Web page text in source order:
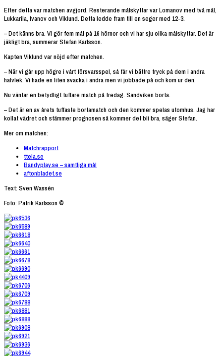
Efter detta var matchen avgjord. Resterande målskyttar var Lomanov med två mål,
Lukkarila, Ivanov och Viklund. Detta ledde fram till en seger med 12-3.
– Det känns bra. Vi gör fem mål på 16 hörnor och vi har sju olika målskyttar. Det är
jäkligt bra, summerar Stefan Karlsson.
Kapten Viklund var nöjd efter matchen.
– När vi går upp högre i vårt försvarsspel, så får vi bättre tryck på dem i andra
halvlek. Vi hade en liten svacka i andra men vi jobbade på och kom ur den.
Nu väntar en betydligt tuffare match på fredag. Sandviken borta.
– Det är en av årets tuffaste bortamatch och den kommer spelas utomhus. Jag har
kollat vädret och stämmer prognosen så kommer det bli bra, säger Stefan.
Mer om matchen:
Matchrapport
ttela.se
Bandyplay.se – samtliga mål
aftonbladet.se
Text: Sven Wassén
Foto: Patrik Karlsson ©